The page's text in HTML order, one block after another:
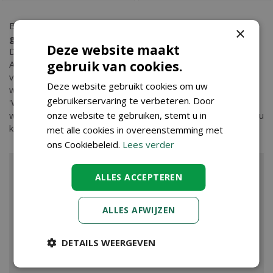
Bent u op zoek naar
gras wit fourpack
Dendermonde, nabij Aalst, Gent en Sint Niklaas, vindt u
Armeria maritima 'White' - Engels gras wit fourpack en nog
vele andere tuinartikelen. Kopen doet u eenvoudig in onze
webshop. Wilt u meer informatie over Armeria maritima
'White' - Engels gras wit fourpack dan bent u ook van harte
welkom in ons tuincenter waar onze ervaren medewerkers u
kunnen adviseren. Graag tot ziens!
×
Deze website maakt
gebruik van cookies.
Deze website gebruikt cookies om uw
gebruikerservaring te verbeteren. Door
onze website te gebruiken, stemt u in
met alle cookies in overeenstemming met
ons Cookiebeleid. Lees verder
ALLES ACCEPTEREN
ALLES AFWIJZEN
DETAILS WEERGEVEN